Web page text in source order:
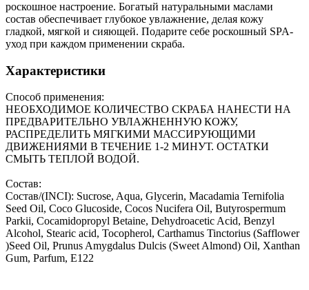
роскошное настроение. Богатый натуральными маслами
состав обеспечивает глубокое увлажнение, делая кожу
гладкой, мягкой и сияющей. Подарите себе роскошный SPA-
уход при каждом применении скраба.
Характеристики
Способ применения:
НЕОБХОДИМОЕ КОЛИЧЕСТВО СКРАБА НАНЕСТИ НА
ПРЕДВАРИТЕЛЬНО УВЛАЖНЕННУЮ КОЖУ,
РАСПРЕДЕЛИТЬ МЯГКИМИ МАССИРУЮЩИМИ
ДВИЖЕНИЯМИ В ТЕЧЕНИЕ 1-2 МИНУТ. ОСТАТКИ
СМЫТЬ ТЕПЛОЙ ВОДОЙ.
Состав:
Состав/(INCI): Sucrose, Aqua, Glycerin, Macadamia Ternifolia
Seed Oil, Coco Glucoside, Cocos Nucifera Oil, Butyrospermum
Parkii, Cocamidopropyl Betaine, Dehydroacetic Acid, Benzyl
Alcohol, Stearic acid, Tocopherol, Carthamus Tinctorius (Safflower
)Seed Oil, Prunus Amygdalus Dulcis (Sweet Almond) Oil, Xanthan
Gum, Parfum, E122